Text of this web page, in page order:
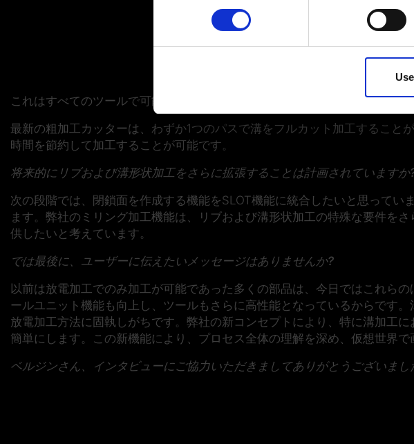
Find out more about how your personal data is
Disclaimer of liability
これはすべてのツールで可能なのですか？
最新の粗加工カッターは、わずか1つのパスで溝をフルカット加工するこ
時間を節約して加工することが可能です。
将来的にリブおよび溝形状加工をさらに拡張することは計画されていますか
次の段階では、閉鎖面を作成する機能をSLOT機能に統合したいと思って
ます。弊社のミリング加工機能は、リブおよび溝形状加工の特殊な要件を
供したいと考えています。
では最後に、ユーザーに伝えたいメッセージはありませんか?
以前は放電加工でのみ加工が可能であった多くの部品は、今日ではこれら
ールユニット機能も向上し、ツールもさらに高性能となっているからです
放電加工方法に固執しがちです。弊社の新コンセプトにより、特に溝加工
簡単にします。この新機能により、プロセス全体の理解を深め、仮想世界
ベルジンさん、インタビューにご協力いただきましてありがとうございまし